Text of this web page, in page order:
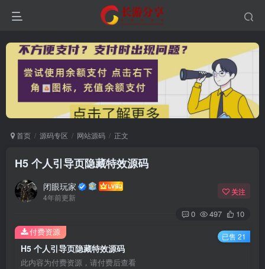
首页 源码专区 网站源码 正文
H5 个人引导页隐藏特效源码
闭眼玩家
4年前更新
关注
0 497 10
H5 个人引导页隐藏特效源码
此内容为付费资源，请付费后查看
付费资源 已售 21